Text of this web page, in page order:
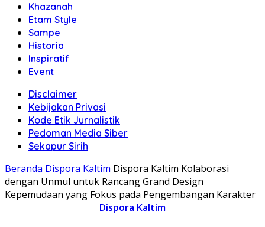
Khazanah
Etam Style
Sampe
Historia
Inspiratif
Event
Disclaimer
Kebijakan Privasi
Kode Etik Jurnalistik
Pedoman Media Siber
Sekapur Sirih
Beranda Dispora Kaltim Dispora Kaltim Kolaborasi
dengan Unmul untuk Rancang Grand Design
Kepemudaan yang Fokus pada Pengembangan Karakter
Dispora Kaltim